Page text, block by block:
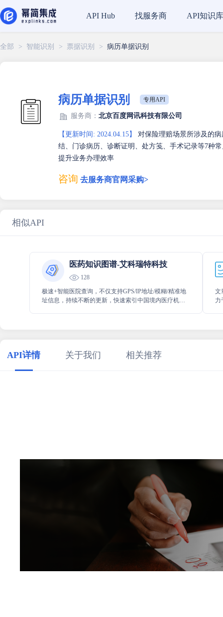
API Hub 找服务商 API知识库
全部 > 智能识别 > 票据识别 > 病历单据识别
病历单据识别 专用API
服务商： 北京百度网讯科技有限公司
【更新时间: 2024.04.15】
对保险理赔场景所涉及的
结、门诊病历、诊断证明、处方笺、手术记录等7种
提升业务办理效率
咨询 去服务商官网采购>
相似API
医药知识图谱-艾科瑞特科技
128
极速+智能医院查询，不仅支持GPS/IP地址/模糊/精准地
址信息，持续不断的更新，快速索引中国境内医疗机构
文
力
API详情 关于我们 相关推荐